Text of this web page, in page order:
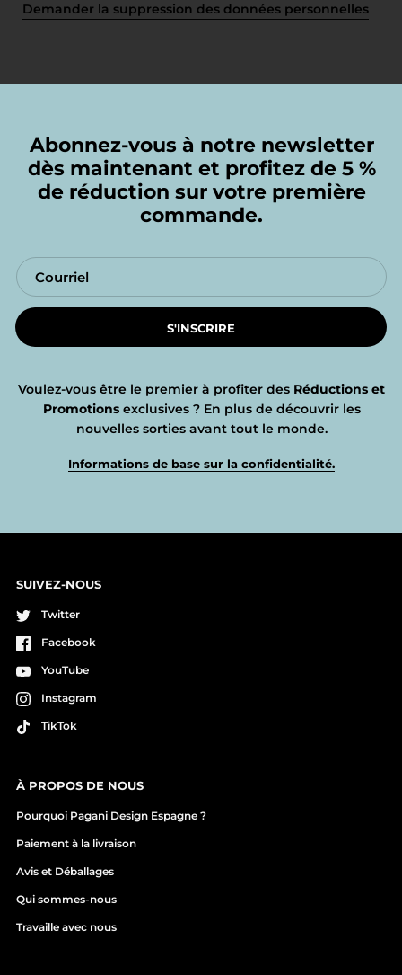
Demander la suppression des données personnelles
Abonnez-vous à notre newsletter
dès maintenant et profitez de 5 %
de réduction sur votre première
commande.
S'INSCRIRE
Voulez-vous être le premier à profiter des Réductions et
Promotionsexclusives ? En plus de découvrir les
nouvelles sorties avant tout le monde.
Informations de base sur la confidentialité.
SUIVEZ-NOUS
Twitter
Facebook
YouTube
Instagram
TikTok
À PROPOS DE NOUS
Pourquoi Pagani Design Espagne ?
Paiement à la livraison
Avis et Déballages
Qui sommes-nous
Travaille avec nous